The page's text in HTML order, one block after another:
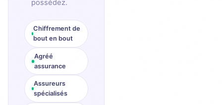
possédez.
Chiffrement de
bout en bout
Agréé
assurance
Assureurs
spécialisés